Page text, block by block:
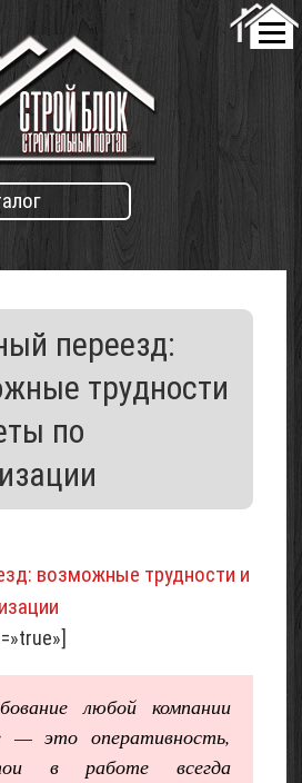
переезд:
трудности
по
любой компании
— это оперативность,
в работе всегда